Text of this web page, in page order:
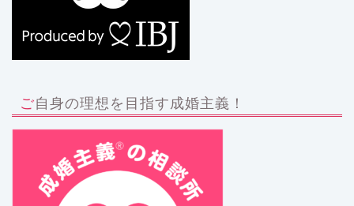
ご自身の理想を目指す成婚主義！